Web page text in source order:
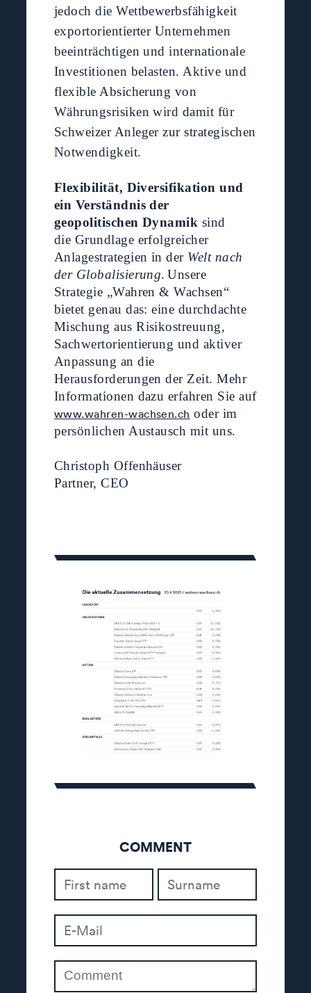
jedoch die Wettbewerbsfähigkeit
exportorientierter Unternehmen
beeinträchtigen und internationale
Investitionen belasten. Aktive und
flexible Absicherung von
Währungsrisiken wird damit für
Schweizer Anleger zur strategischen
Notwendigkeit.
Flexibilität, Diversifikation und
ein Verständnis der
geopolitischen Dynamik sind
die Grundlage erfolgreicher
Anlagestrategien in der Welt nach
der Globalisierung. Unsere
Strategie „Wahren & Wachsen“
bietet genau das: eine durchdachte
Mischung aus Risikostreuung,
Sachwertorientierung und aktiver
Anpassung an die
Herausforderungen der Zeit. Mehr
Informationen dazu erfahren Sie auf
www.wahren-wachsen.ch oder im
persönlichen Austausch mit uns.
Christoph Offenhäuser
Partner, CEO
COMMENT